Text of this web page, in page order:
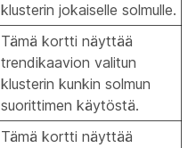
klusterin jokaiselle solmulle.
Tämä kortti näyttää
trendikaavion valitun
klusterin kunkin solmun
suorittimen käytöstä.
Tämä kortti näyttää